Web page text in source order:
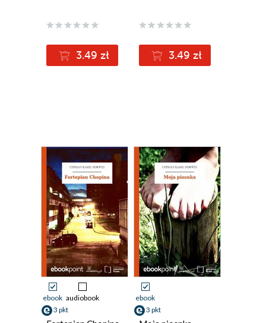
3.49 zł 3.49 zł
ebook audiobook
3 pkt
ebook
3 pkt